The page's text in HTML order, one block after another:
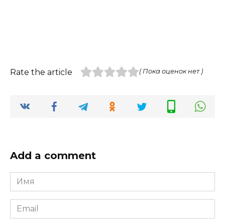
Rate the article ( Пока оценок нет )
Add a comment
Имя
*
Email
*